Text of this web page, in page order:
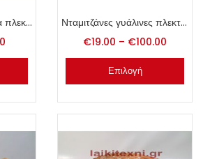
Νταμιτζανάκια γυάλινα πλεκτά
Νταμιτζάνες γυάλινες πλεκτές
€19.00 – €100.00
Επιλογή